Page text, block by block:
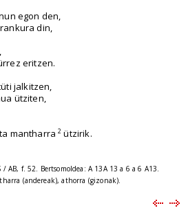
egon den,
din,
eritzen.
jalkitzen,
ütziten,
mantharra 2 ützirik.
AB, f. 52. Bertsomoldea: A 13A 13 a 6 a 6 A13.
(andereak), athorra (gizonak).